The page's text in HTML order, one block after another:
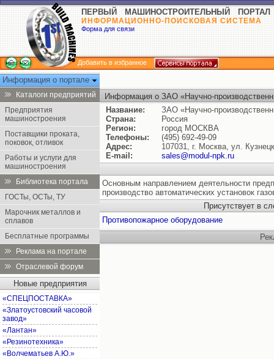
ПЕРВЫЙ МАШИНОСТРОИТЕЛЬНЫЙ ПОРТАЛ
ИНФОРМАЦИОННО-ПОИСКОВАЯ СИСТЕМА
Форма для связи
Добавить в избранное
Информация о портале
Каталоги предприятий
Предприятия
машиностроения
Поставщики проката,
поковок, отливок
Работы и услуги для
машиностроения
Библиотека портала
ГОСТы, ОСТы, ТУ
Марочник металлов и
сплавов
Бесплатные программы
Реклама на портале
Отраслевой форум
Новые предприятия
«СПЕЦПОСТАВКА»
«Златоустовский часовой
завод»
«Лантан»
«Резинотехника»
«Волчематьев А.Ю.»
Информация о ЗАО «Научно-
Название:
ЗАО «Научно-
Страна:
Россия
Регион:
город МОСКВА
Телефоны:
(495) 692-49-09
Адрес:
107031, г. Москва, ул.
E-mail:
sales@modul-npk.ru
Основным направлением деятельности
производство автоматических установок
Присутствует в
Противопожарное оборудование